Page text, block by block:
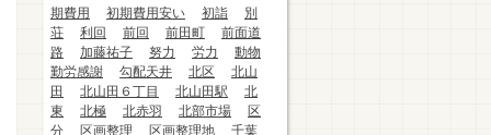
期費用
初期費用安い 初詣
別
荘
利回 前回 前田町
前面道
路
加藤祐子 努力 労力
動物
勤労感謝
勾配天井 北区
北山
田
北山田６丁目 北山田駅
北
東
北極 北赤羽 北部市場
区
分
区画整理 区画整理地
千葉